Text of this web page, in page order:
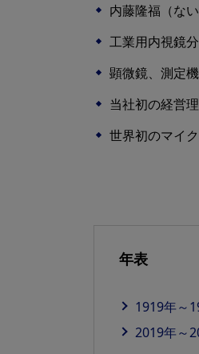
内藤隆福（な
工業用内視鏡
顕微鏡、測定
当社初の経営
世界初のマイ
年表
1919年～
2019年～